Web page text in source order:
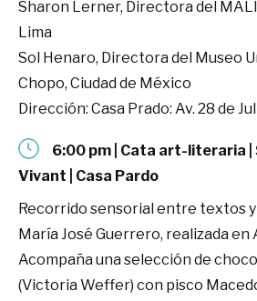
Sharon Lerner, Directora del
Lima
Sol Henaro, Directora del Museo
Chopo, Ciudad de México
Dirección: Casa Prado: Av. 28 de
6:00 pm | Cata art-literaria |
Vivant | Casa Pardo
Recorrido sensorial entre textos y
María José Guerrero, realizada en
Acompaña una selección de
(Victoria Weffer) con pisco